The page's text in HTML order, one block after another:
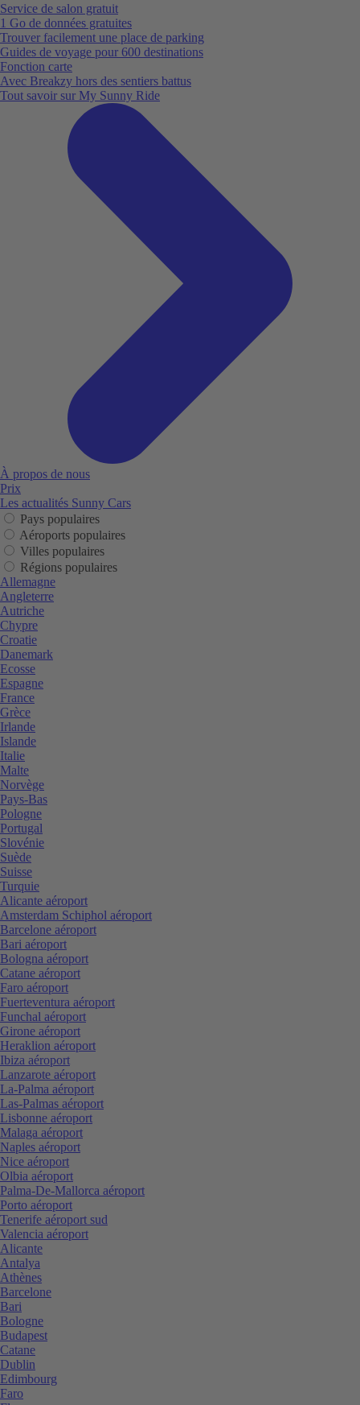
Service de salon gratuit
1 Go de données gratuites
Trouver facilement une place de parking
Guides de voyage pour 600 destinations
Fonction carte
Avec Breakzy hors des sentiers battus
Tout savoir sur My Sunny Ride
À propos de nous
Prix
Les actualités Sunny Cars
Pays populaires
Aéroports populaires
Villes populaires
Régions populaires
Allemagne
Angleterre
Autriche
Chypre
Croatie
Danemark
Ecosse
Espagne
France
Grèce
Irlande
Islande
Italie
Malte
Norvège
Pays-Bas
Pologne
Portugal
Slovénie
Suède
Suisse
Turquie
Alicante aéroport
Amsterdam Schiphol aéroport
Barcelone aéroport
Bari aéroport
Bologna aéroport
Catane aéroport
Faro aéroport
Fuerteventura aéroport
Funchal aéroport
Girone aéroport
Heraklion aéroport
Ibiza aéroport
Lanzarote aéroport
La-Palma aéroport
Las-Palmas aéroport
Lisbonne aéroport
Malaga aéroport
Naples aéroport
Nice aéroport
Olbia aéroport
Palma-De-Mallorca aéroport
Porto aéroport
Tenerife aéroport sud
Valencia aéroport
Alicante
Antalya
Athènes
Barcelone
Bari
Bologne
Budapest
Catane
Dublin
Edimbourg
Faro